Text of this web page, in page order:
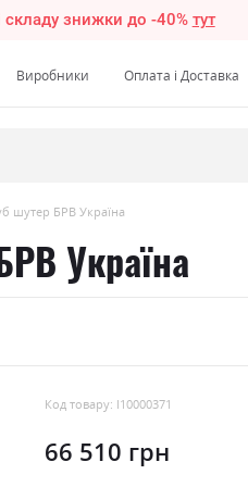
складу знижки до -40% тут
Виробники Оплата і Доставка
шутер БРВ Україна
Україна
Код товару: l10000371
66 510 грн